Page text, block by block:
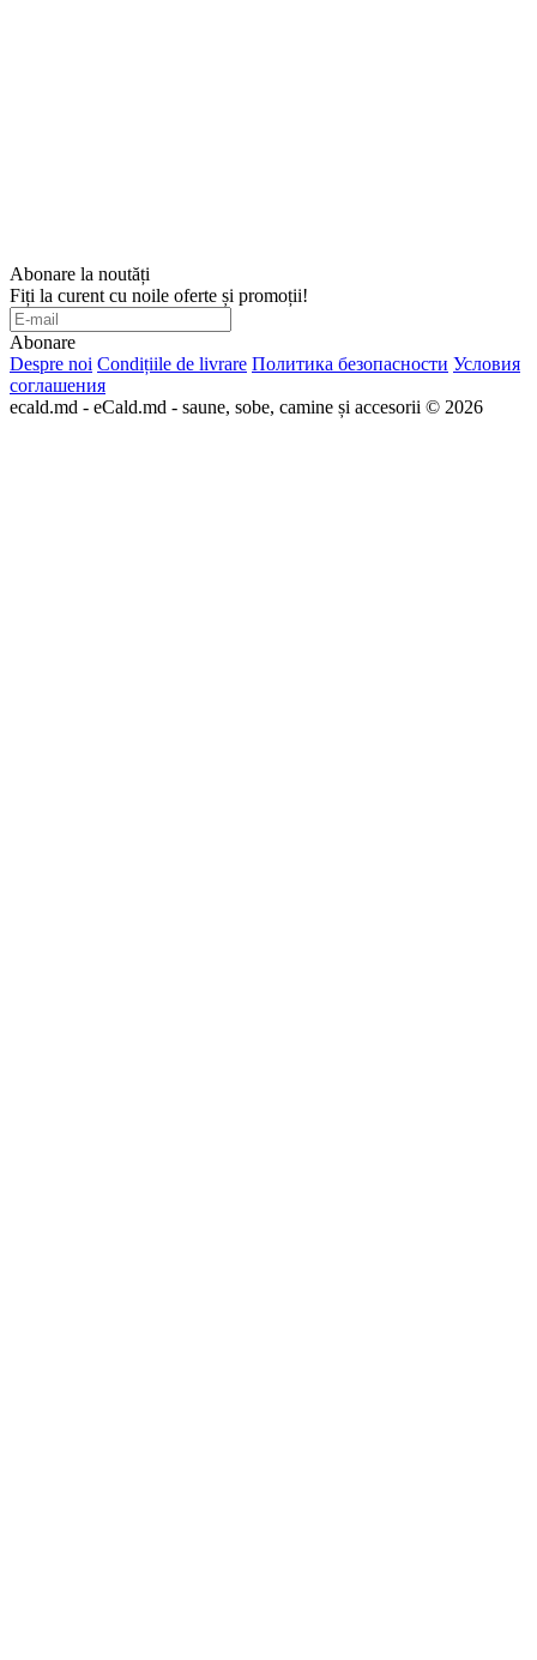
Abonare la noutăți
Fiți la curent cu noile oferte și promoții!
Abonare
Despre noi Condițiile de livrare Политика безопасности Условия
соглашения
ecald.md - eCald.md - saune, sobe, camine și accesorii © 2026